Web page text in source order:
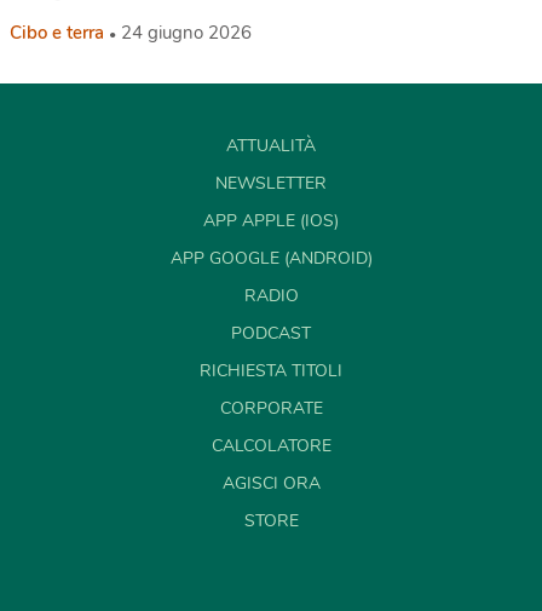
Cibo e terra 24 giugno 2026
ATTUALITÀ
NEWSLETTER
APP APPLE (IOS)
APP GOOGLE (ANDROID)
RADIO
PODCAST
RICHIESTA TITOLI
CORPORATE
CALCOLATORE
AGISCI ORA
STORE